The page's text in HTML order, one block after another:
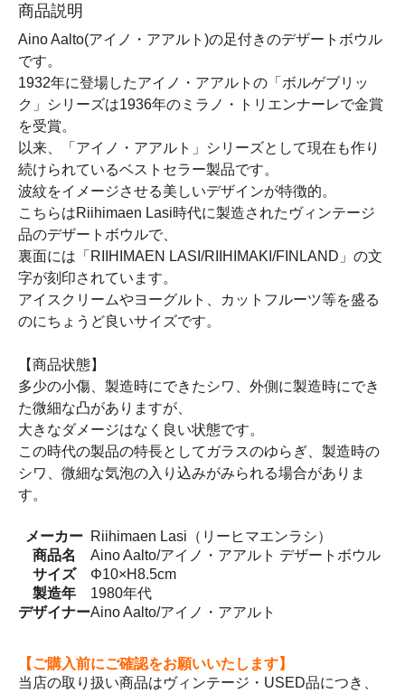
商品説明
Aino Aalto(アイノ・アアルト)の足付きのデザートボウル
です。
1932年に登場したアイノ・アアルトの「ボルゲブリッ
ク」シリーズは1936年のミラノ・トリエンナーレで金賞
を受賞。
以来、「アイノ・アアルト」シリーズとして現在も作り
続けられているベストセラー製品です。
波紋をイメージさせる美しいデザインが特徴的。
こちらはRiihimaen Lasi時代に製造されたヴィンテージ
品のデザートボウルで、
裏面には「RIIHIMAEN LASI/RIIHIMAKI/FINLAND」の文
字が刻印されています。
アイスクリームやヨーグルト、カットフルーツ等を盛る
のにちょうど良いサイズです。
【商品状態】
多少の小傷、製造時にできたシワ、外側に製造時にでき
た微細な凸がありますが、
大きなダメージはなく良い状態です。
この時代の製品の特長としてガラスのゆらぎ、製造時の
シワ、微細な気泡の入り込みがみられる場合がありま
す。
メーカー Riihimaen Lasi（リーヒマエンラシ）
商品名
Aino Aalto/アイノ・アアルト デザートボウル
サイズ
Φ10×H8.5cm
製造年
1980年代
デザイナーAino Aalto/アイノ・アアルト
【ご購入前にご確認をお願いいたします】
当店の取り扱い商品はヴィンテージ・USED品につき、